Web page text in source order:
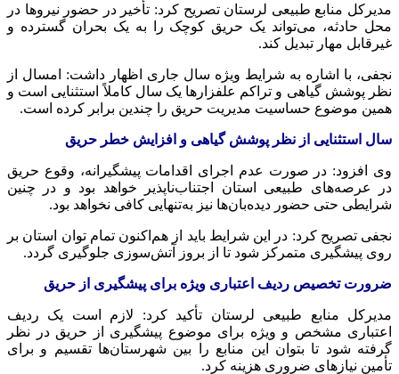
مدیرکل منابع طبیعی لرستان تصریح کرد: تأخیر در حضور نیروها در
محل حادثه، می‌تواند یک حریق کوچک را به یک بحران گسترده و
غیرقابل مهار تبدیل کند.
نجفی، با اشاره به شرایط ویژه سال جاری اظهار داشت: امسال از
نظر پوشش گیاهی و تراکم علفزارها یک سال کاملاً استثنایی است و
همین موضوع حساسیت مدیریت حریق را چندین برابر کرده است.
سال استثنایی از نظر پوشش گیاهی و افزایش خطر حریق
وی افزود: در صورت عدم اجرای اقدامات پیشگیرانه، وقوع حریق
در عرصه‌های طبیعی استان اجتناب‌ناپذیر خواهد بود و در چنین
شرایطی حتی حضور دیده‌بان‌ها نیز به‌تنهایی کافی نخواهد بود.
نجفی تصریح کرد: در این شرایط باید از هم‌اکنون تمام توان استان بر
روی پیشگیری متمرکز شود تا از بروز آتش‌سوزی جلوگیری گردد.
ضرورت تخصیص ردیف اعتباری ویژه برای پیشگیری از حریق
مدیرکل منابع طبیعی لرستان تأکید کرد: لازم است یک ردیف
اعتباری مشخص و ویژه برای موضوع پیشگیری از حریق در نظر
گرفته شود تا بتوان این منابع را بین شهرستان‌ها تقسیم و برای
تأمین نیازهای ضروری هزینه کرد.